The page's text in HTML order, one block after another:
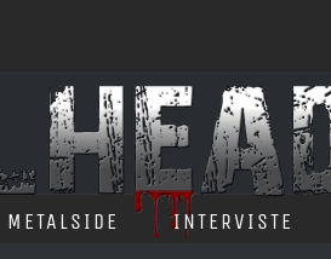
METALSIDE INTERVISTE